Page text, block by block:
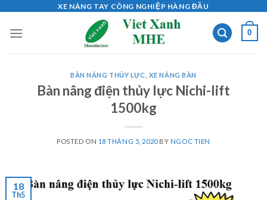
content
XE NÂNG TAY CÔNG NGHIỆP HÀNG ĐẦU
0
BÀN NÂNG THỦY LỰC XE NÂNG BÀN
Bàn nâng điện thủy lực Nichi-lift
1500kg
POSTED ON 18 THÁNG 5, 2020BY NGOC TIEN
18
Th5